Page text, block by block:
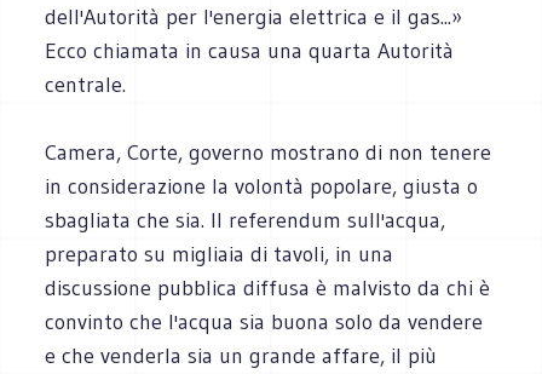
dell'Autorità per l'energia elettrica e il gas...»
Ecco chiamata in causa una quarta Autorità
centrale.
Camera, Corte, governo mostrano di non tenere
in considerazione la volontà popolare, giusta o
sbagliata che sia. Il referendum sull'acqua,
preparato su migliaia di tavoli, in una
discussione pubblica diffusa è malvisto da chi è
convinto che l'acqua sia buona solo da vendere
e che venderla sia un grande affare, il più